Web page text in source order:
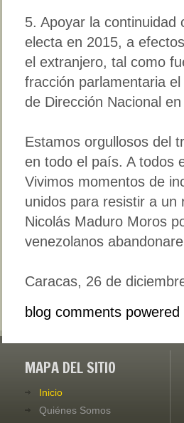
5. Apoyar la continuidad
electa en 2015, a
el extranjero, tal como
fracción parlamentaria
de Dirección Nacional
Estamos orgullosos del
en todo el país. A todos
Vivimos momentos de
unidos para resistir a un
Nicolás Maduro Moros
venezolanos
Caracas, 26 de
blog comments powered
MAPA DEL SITIO
Inicio
Quiénes Somos